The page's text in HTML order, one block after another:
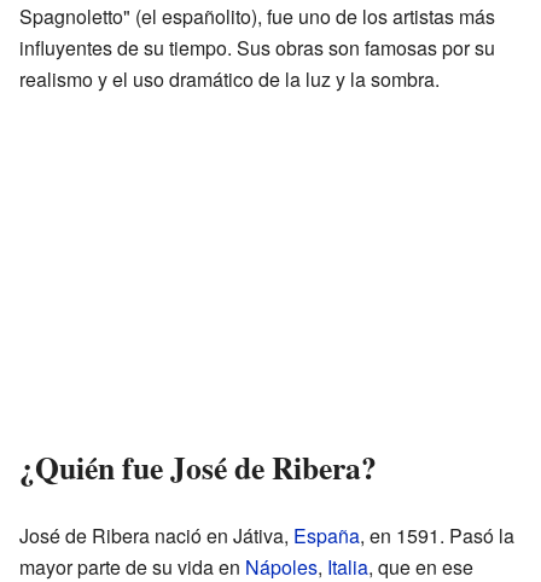
Spagnoletto" (el españolito), fue uno de los artistas más
influyentes de su tiempo. Sus obras son famosas por su
realismo y el uso dramático de la luz y la sombra.
¿Quién fue José de Ribera?
José de Ribera nació en Játiva, España, en 1591. Pasó la
mayor parte de su vida en Nápoles, Italia, que en ese